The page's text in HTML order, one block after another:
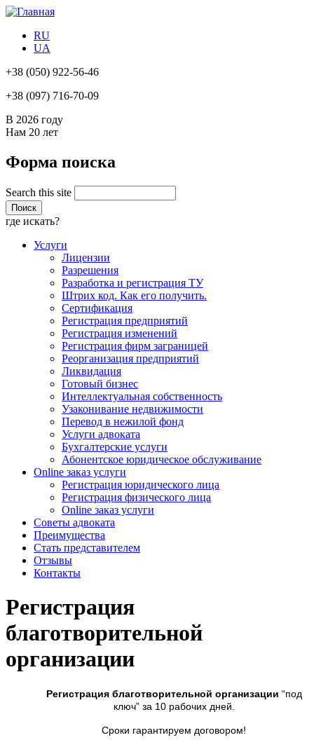
RU
UA
+38 (050) 922-56-46
+38 (097) 716-70-09
В 2026 году
Нам 20 лет
Форма поиска
Search this site
где искать?
Услуги
Лицензии
Разрешения
Разработка и регистрация ТУ
Штрих код. Как его получить.
Сертификация
Регистрация предприятий
Регистрация изменений
Регистрация фирм заграницей
Реорганизация предприятий
Ликвидация
Готовый бизнес
Интеллектуальная собственность
Узаконивание недвижимости
Перевод в нежилой фонд
Услуги адвоката
Бухгалтерские услуги
Абонентское юридическое обслуживание
Online заказ услуги
Регистрация юридического лица
Регистрация физического лица
Online заказ услуги
Советы адвоката
Преимущества
Стать представителем
Отзывы
Контакты
Регистрация
благотворительной
организации
Регистрация благотворительной организации “под
ключ” за 10 рабочих дней.
Сроки гарантируем договором!